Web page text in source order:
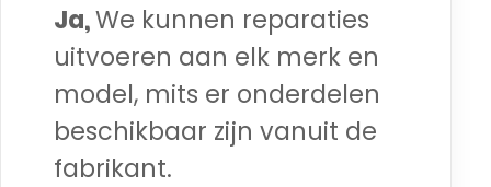
Ja,We kunnen reparaties
uitvoeren aan elk merk en
model, mits er onderdelen
beschikbaar zijn vanuit de
fabrikant.